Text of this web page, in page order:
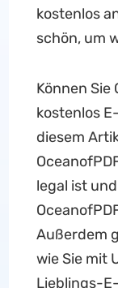
kostenlos
schön, um
Können Sie
kostenlos
diesem
legal ist
Außerdem
wie Sie mit
Lieblings-